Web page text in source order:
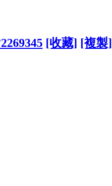
[收藏] [複製]